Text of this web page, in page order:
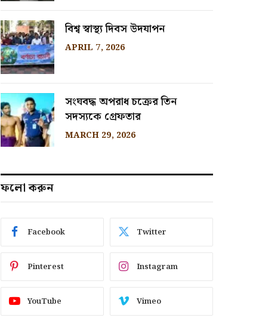
বিশ্ব স্বাস্থ্য দিবস উদযাপন
APRIL 7, 2026
সংঘবদ্ধ অপরাধ চক্রের তিন
সদস্যকে গ্রেফতার
MARCH 29, 2026
ফলো করুন
Facebook Twitter
Pinterest Instagram
YouTube Vimeo